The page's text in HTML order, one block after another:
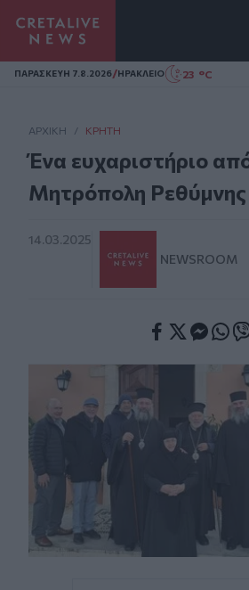
Homepage
ΠΑΡΑΣΚΕΥΗ 7.8.2026/ΗΡΑΚΛΕΙΟ 23 °C
ΑΡΧΙΚΗ / ΚΡΉΤΗ
Ένα ευχαριστήριο
Μητρόπολη Ρεθύμνης
14.03.2025
NEWSROOM